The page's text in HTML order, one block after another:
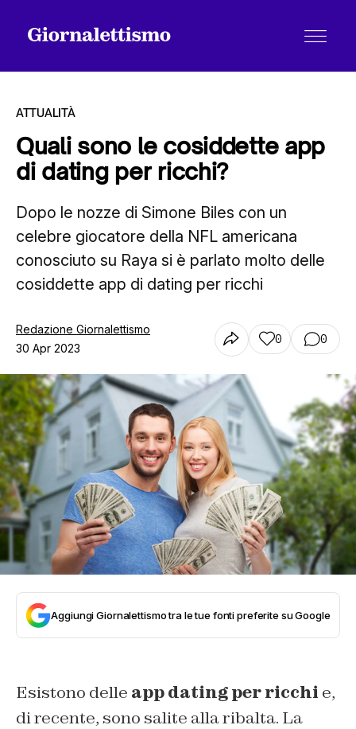
Tutti gli articoli
Chi siamo
ATTUALITÀ
Quali sono le cosiddette app
di dating per ricchi?
Dopo le nozze di Simone Biles con un
celebre giocatore della NFL americana
conosciuto su Raya si è parlato molto delle
cosiddette app di dating per ricchi
Redazione Giornalettismo
30 Apr 2023
0 0
Aggiungi Giornalettismo tra le tue fonti preferite su Google
Esistono delle app dating per ricchi e,
di recente, sono salite alla ribalta. La